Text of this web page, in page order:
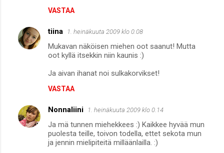
VASTAA
tiina 1. heinäkuuta 2009 klo 0.08
Mukavan näköisen miehen oot saanut! Mutta
oot kyllä itsekkin niin kaunis :)
Ja aivan ihanat noi sulkakorvikset!
VASTAA
Nonnaliini 1. heinäkuuta 2009 klo 0.14
Ja mä tunnen miehekkees :) Kaikkee hyvää mun
puolesta teille, toivon todella, ettet sekota mun
ja jennin mielipiteitä milläänlailla. :)